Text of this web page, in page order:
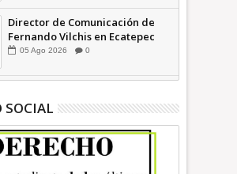
Director de Comunicación de
Fernando Vilchis en Ecatepec
financió publicaciones en redes
Cisneros: TEEM | INFORMATIVA
05 Ago 2026 0
SOCIAL